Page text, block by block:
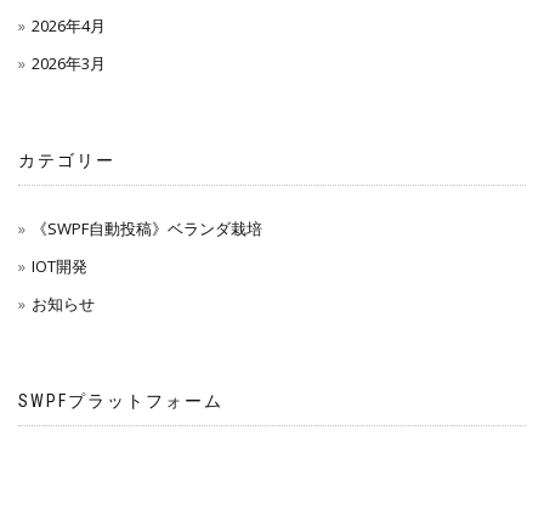
2026年4月
2026年3月
カテゴリー
《SWPF自動投稿》ベランダ栽培
IOT開発
お知らせ
SWPFプラットフォーム